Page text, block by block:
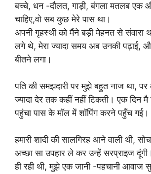
बच्चे, धन -दौलत, गाड़ी, बंगला मतलब एक
चाहिए,वो सब कुछ मेरे पास था।
अपनी गृहस्थी को मैंने बड़ी मेहनत से संवारा
लगे थे, मेरा ज्यादा समय अब उनकी पढ़ाई,
बीतने लगा।
पति की समझदारी पर मुझे बहुत नाज था,
ज्यादा देर तक कहीं नहीं टिकती। एक दिन मै
पहुंचा पास के मॉल में शॉपिंग करने पहुँच गई।
हमारी शादी की सालगिरह आने वाली थी,
अच्छा सा उपहार ले कर उन्हें सरप्राइज
ही रही थी, मुझे एक जानी -पहचानी आवाज